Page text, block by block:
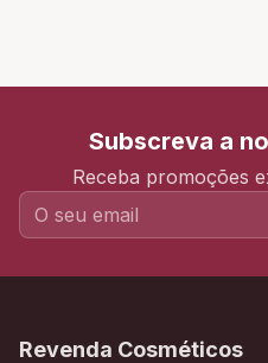
Subscreva a
Receba promoções
Revenda Cosméticos